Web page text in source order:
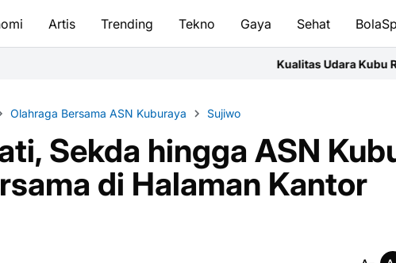
Artis Trending Tekno Gaya Sehat
Kualitas Udara Kubu Raya Jumat Pagi
Olahraga Bersama ASN Kuburaya Sujiwo
Sekda hingga ASN
di Halaman Kantor